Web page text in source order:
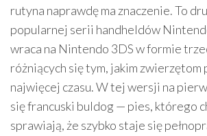
rutyna naprawdę ma znaczenie. To
popularnej serii handheldów
wraca na Nintendo 3DS w formie
różniących się tym, jakim zwierzętom
najwięcej czasu. W tej wersji na
się francuski buldog — pies, którego
sprawiają, że szybko staje się